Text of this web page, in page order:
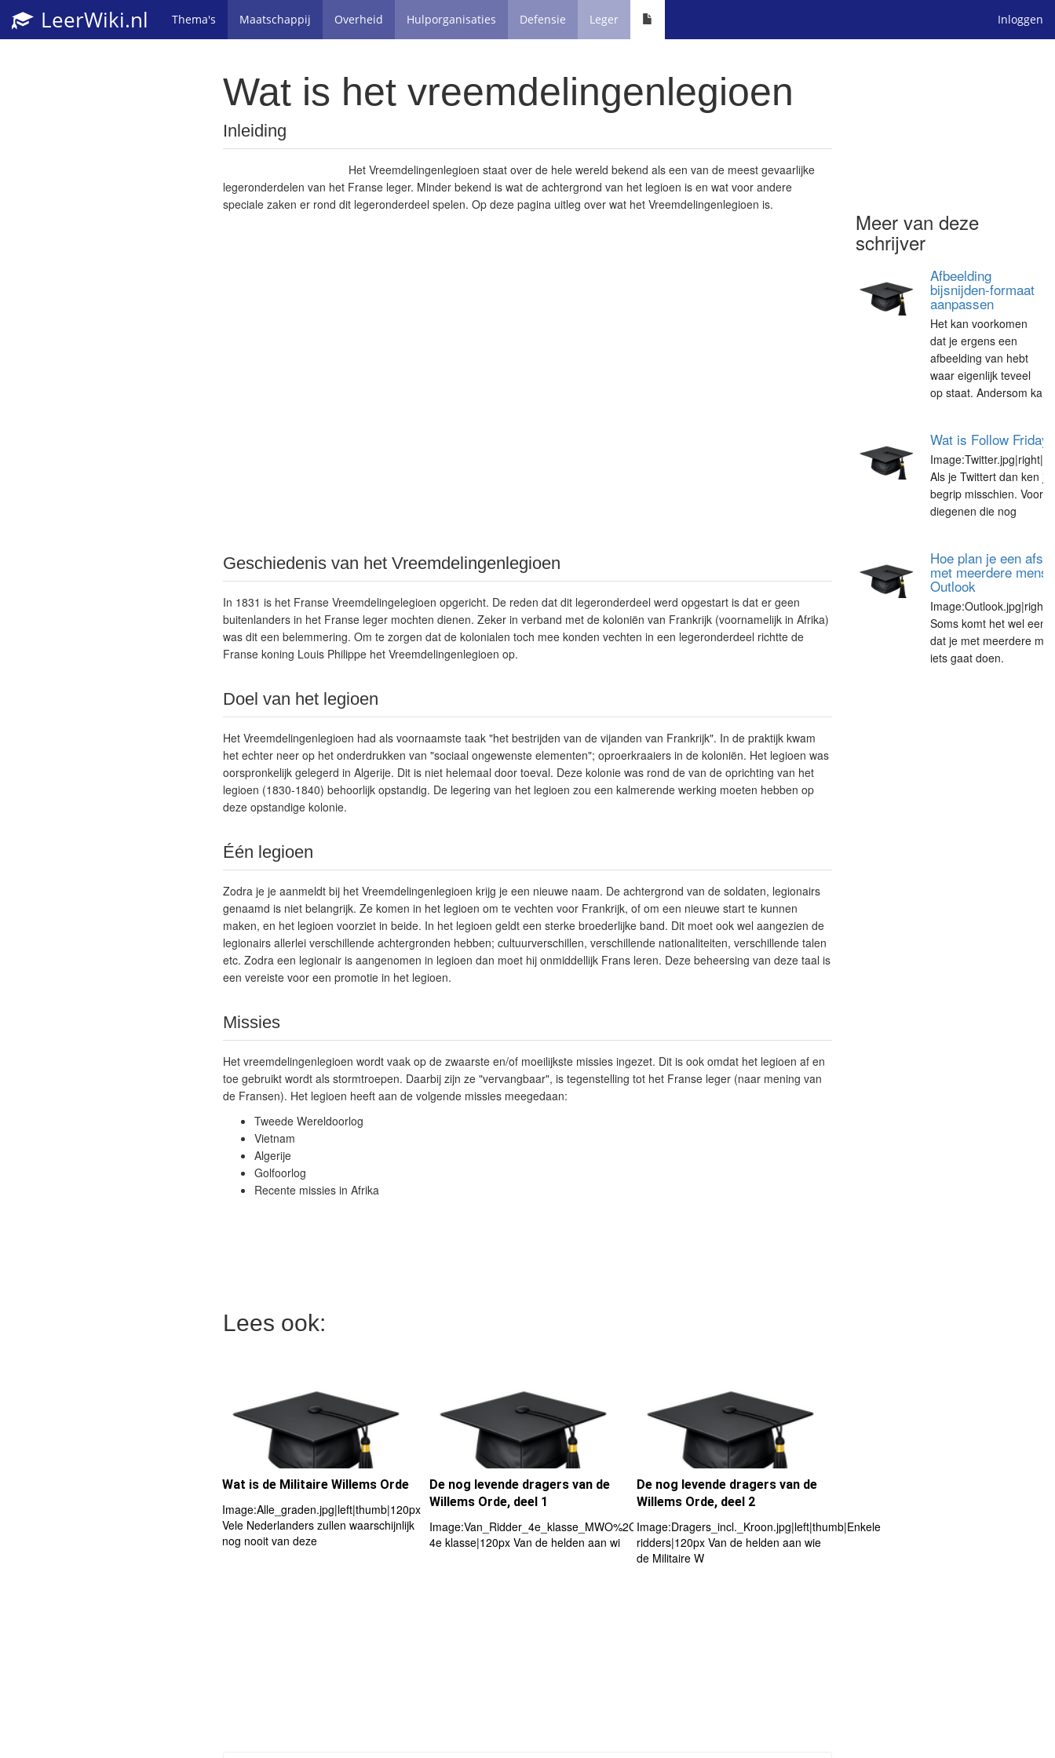
LeerWiki.nl Thema's Maatschappij Overheid Hulporganisaties Defensie Leger Inloggen
Wat is het vreemdelingenlegioen
Inleiding
Het Vreemdelingenlegioen staat over de hele wereld bekend als een van de meest gevaarlijke
legeronderdelen van het Franse leger. Minder bekend is wat de achtergrond van het legioen is en wat voor andere
speciale zaken er rond dit legeronderdeel spelen. Op deze pagina uitleg over wat het Vreemdelingenlegioen is.
Geschiedenis van het Vreemdelingenlegioen
In 1831 is het Franse Vreemdelingelegioen opgericht. De reden dat dit legeronderdeel werd opgestart is dat er geen
buitenlanders in het Franse leger mochten dienen. Zeker in verband met de koloniën van Frankrijk (voornamelijk in Afrika)
was dit een belemmering. Om te zorgen dat de kolonialen toch mee konden vechten in een legeronderdeel richtte de
Franse koning Louis Philippe het Vreemdelingenlegioen op.
Doel van het legioen
Het Vreemdelingenlegioen had als voornaamste taak "het bestrijden van de vijanden van Frankrijk". In de praktijk kwam
het echter neer op het onderdrukken van "sociaal ongewenste elementen"; oproerkraaiers in de koloniën. Het legioen was
oorspronkelijk gelegerd in Algerije. Dit is niet helemaal door toeval. Deze kolonie was rond de van de oprichting van het
legioen (1830-1840) behoorlijk opstandig. De legering van het legioen zou een kalmerende werking moeten hebben op
deze opstandige kolonie.
Één legioen
Zodra je je aanmeldt bij het Vreemdelingenlegioen krijg je een nieuwe naam. De achtergrond van de soldaten, legionairs
genaamd is niet belangrijk. Ze komen in het legioen om te vechten voor Frankrijk, of om een nieuwe start te kunnen
maken, en het legioen voorziet in beide. In het legioen geldt een sterke broederlijke band. Dit moet ook wel aangezien de
legionairs allerlei verschillende achtergronden hebben; cultuurverschillen, verschillende nationaliteiten, verschillende talen
etc. Zodra een legionair is aangenomen in legioen dan moet hij onmiddellijk Frans leren. Deze beheersing van deze taal is
een vereiste voor een promotie in het legioen.
Missies
Het vreemdelingenlegioen wordt vaak op de zwaarste en/of moeilijkste missies ingezet. Dit is ook omdat het legioen af en
toe gebruikt wordt als stormtroepen. Daarbij zijn ze "vervangbaar", is tegenstelling tot het Franse leger (naar mening van
de Fransen). Het legioen heeft aan de volgende missies meegedaan:
Tweede Wereldoorlog
Vietnam
Algerije
Golfoorlog
Recente missies in Afrika
Lees ook:
Wat is de Militaire Willems Orde
Image:Alle_graden.jpg|left|thumb|120px
Vele Nederlanders zullen waarschijnlijk
nog nooit van deze
De nog levende dragers van de
Willems Orde, deel 1
Image:Van_Ridder_4e_klasse_MWO%2C_leden.jpg|left|thumb|Ridder
4e klasse|120px Van de helden aan wi
De nog levende dragers van de
Willems Orde, deel 2
Image:Dragers_incl._Kroon.jpg|left|thumb|Enkele
ridders|120px Van de helden aan wie
de Militaire W
Meer van deze
schrijver
Afbeelding
bijsnijden-formaat
aanpassen
Het kan voorkomen
dat je ergens een
afbeelding van hebt
waar eigenlijk teveel
op staat. Andersom ka
Wat is Follow Friday
Als je Twittert dan ken je
begrip misschien. Voor
diegenen die nog
Hoe plan je een
met meerdere
Outlook
Soms komt het wel
dat je met meerdere
iets gaat doen.